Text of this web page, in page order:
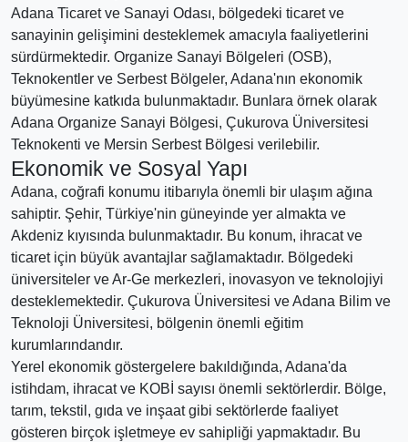
Adana Ticaret ve Sanayi Odası, bölgedeki ticaret ve
sanayinin gelişimini desteklemek amacıyla faaliyetlerini
sürdürmektedir. Organize Sanayi Bölgeleri (OSB),
Teknokentler ve Serbest Bölgeler, Adana'nın ekonomik
büyümesine katkıda bulunmaktadır. Bunlara örnek olarak
Adana Organize Sanayi Bölgesi, Çukurova Üniversitesi
Teknokenti ve Mersin Serbest Bölgesi verilebilir.
Ekonomik ve Sosyal Yapı
Adana, coğrafi konumu itibarıyla önemli bir ulaşım ağına
sahiptir. Şehir, Türkiye'nin güneyinde yer almakta ve
Akdeniz kıyısında bulunmaktadır. Bu konum, ihracat ve
ticaret için büyük avantajlar sağlamaktadır. Bölgedeki
üniversiteler ve Ar-Ge merkezleri, inovasyon ve teknolojiyi
desteklemektedir. Çukurova Üniversitesi ve Adana Bilim ve
Teknoloji Üniversitesi, bölgenin önemli eğitim
kurumlarındandır.
Yerel ekonomik göstergelere bakıldığında, Adana'da
istihdam, ihracat ve KOBİ sayısı önemli sektörlerdir. Bölge,
tarım, tekstil, gıda ve inşaat gibi sektörlerde faaliyet
gösteren birçok işletmeye ev sahipliği yapmaktadır. Bu